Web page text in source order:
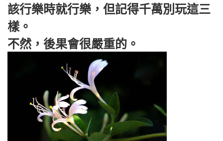
該行樂時就行樂，但記得千萬別玩這三
樣。
不然，後果會很嚴重的。